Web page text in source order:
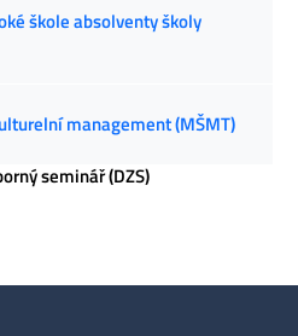
škole absolventy školy
management (MŠMT)
seminář (DZS)